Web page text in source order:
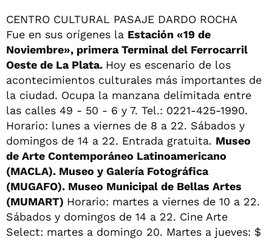
CENTRO CULTURAL PASAJE DARDO ROCHA
Fue en sus orígenes la Estación «19 de
Noviembre», primera Terminal del Ferrocarril
Oeste de La Plata. Hoy es escenario de los
acontecimientos culturales más importantes de
la ciudad. Ocupa la manzana delimitada entre
las calles 49 - 50 - 6 y 7. Tel.: 0221-425-1990.
Horario: lunes a viernes de 8 a 22. Sábados y
domingos de 14 a 22. Entrada gratuita. Museo
de Arte Contemporáneo Latinoamericano
(MACLA). Museo y Galería Fotográfica
(MUGAFO). Museo Municipal de Bellas Artes
(MUMART) Horario: martes a viernes de 10 a 22.
Sábados y domingos de 14 a 22. Cine Arte
Select: martes a domingo 20. Martes a jueves: $